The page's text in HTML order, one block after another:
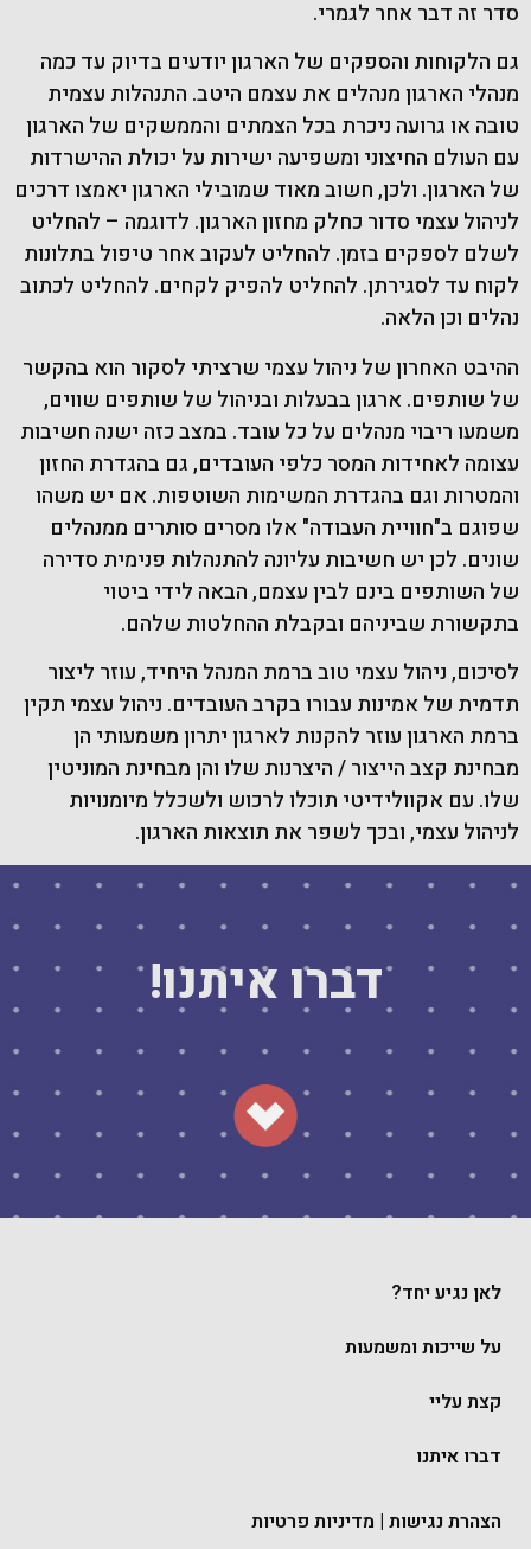
סדר זה דבר אחר לגמרי.
גם הלקוחות והספקים של הארגון יודעים בדיוק עד כמה
מנהלי הארגון מנהלים את עצמם היטב. התנהלות עצמית
טובה או גרועה ניכרת בכל הצמתים והממשקים של הארגון
עם העולם החיצוני ומשפיעה ישירות על יכולת ההישרדות
של הארגון. ולכן, חשוב מאוד שמובילי הארגון יאמצו דרכים
לניהול עצמי סדור כחלק מחזון הארגון. לדוגמה – להחליט
לשלם לספקים בזמן. להחליט לעקוב אחר טיפול בתלונות
לקוח עד לסגירתן. להחליט להפיק לקחים. להחליט לכתוב
נהלים וכן הלאה.
ההיבט האחרון של ניהול עצמי שרציתי לסקור הוא בהקשר
של שותפים. ארגון בבעלות ובניהול של שותפים שווים,
משמעו ריבוי מנהלים על כל עובד. במצב כזה ישנה חשיבות
עצומה לאחידות המסר כלפי העובדים, גם בהגדרת החזון
והמטרות וגם בהגדרת המשימות השוטפות. אם יש משהו
שפוגם ב"חוויית העבודה" אלו מסרים סותרים ממנהלים
שונים. לכן יש חשיבות עליונה להתנהלות פנימית סדירה
של השותפים בינם לבין עצמם, הבאה לידי ביטוי
בתקשורת שביניהם ובקבלת ההחלטות שלהם.
לסיכום, ניהול עצמי טוב ברמת המנהל היחיד, עוזר ליצור
תדמית של אמינות עבורו בקרב העובדים. ניהול עצמי תקין
ברמת הארגון עוזר להקנות לארגון יתרון משמעותי הן
מבחינת קצב הייצור / היצרנות שלו והן מבחינת המוניטין
שלו. עם אקוולידיטי תוכלו לרכוש ולשכלל מיומנויות
לניהול עצמי, ובכך לשפר את תוצאות הארגון.
דברו איתנו!
לאן נגיע יחד?
על שייכות ומשמעות
קצת עליי
דברו איתנו
הצהרת נגישות | מדיניות פרטיות